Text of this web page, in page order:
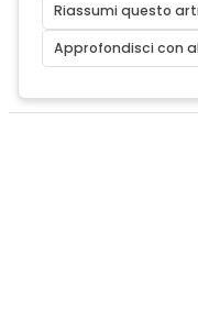
Riassumi questo
Approfondisci con